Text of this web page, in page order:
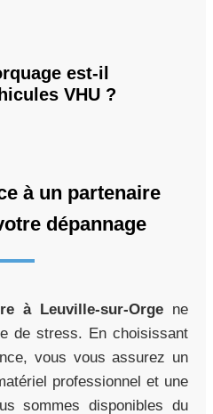
est-il
VHU ?
à un partenaire
dépannage
à Leuville-sur-Orge ne
de stress. En choisissant
vous vous assurez un
professionnel et une
sommes disponibles du